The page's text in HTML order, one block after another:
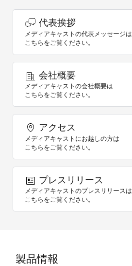
代表挨拶
メディアキャストの代表メッセージは
こちらをご覧ください。
会社概要
メディアキャストの会社概要は
こちらをご覧ください。
アクセス
メディアキャストにお越しの方は
こちらをご覧ください。
プレスリリース
メディアキャストのプレスリリースは
こちらをご覧ください。
製品情報